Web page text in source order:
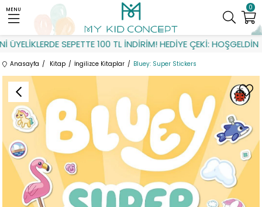
SEPETTE 100 TL İNDİRİM! HEDİYE ÇEKİ: HOŞGELDİN
0
MENU
Anasayfa Kitap İngilizce Kitaplar Bluey: Super Stickers